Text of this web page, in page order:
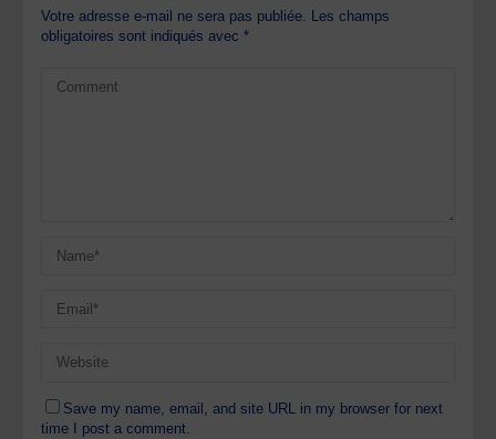
Votre adresse e-mail ne sera pas publiée. Les champs
obligatoires sont indiqués avec*
Save my name, email, and site URL in my browser for next
time I post a comment.